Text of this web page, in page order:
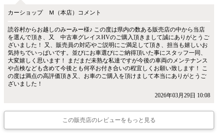
カーショップ Ｍ（本店）コメント
読谷村からお越しのみーみー様♪ この度は県内の数ある販売店の中から当店
を選んで頂き、又 中古車グレイスHVのご購入頂きまして誠にありがとうご
ざいました！ 又、販売員の対応やご説明にご満足して頂き、担当も嬉しいお
気持ちでいっぱいです。並びにお車選びにご納得頂いた事にスタッフ一同、
大変嬉しく思います！ まだまだ未熟な私達ですが今後の車両のメンテナンス
や点検なども含めて今後とも何卒お付き合いの程宜しくお願い致します！ こ
の度は満点の高評価頂き又、お車のご購入を頂けまして本当にありがとうご
ざいました！
2026年03月29日 10:08
この販売店のレビューをもっと見る